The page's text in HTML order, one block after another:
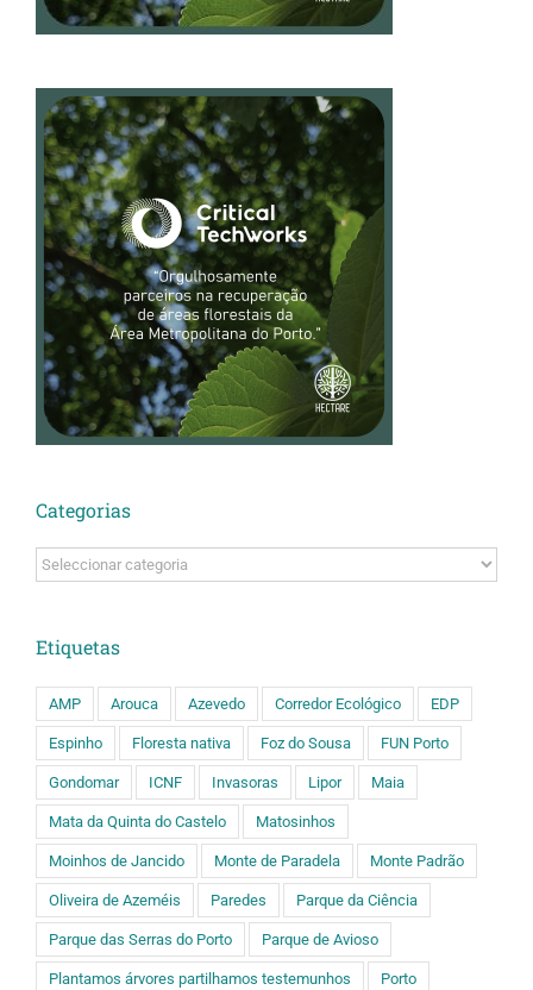
Categorias
Categorias
Etiquetas
AMP Arouca Azevedo Corredor Ecológico EDP
Espinho Floresta nativa Foz do Sousa FUN Porto
Gondomar ICNF Invasoras Lipor Maia
Mata da Quinta do Castelo Matosinhos
Moinhos de Jancido Monte de Paradela Monte Padrão
Oliveira de Azeméis Paredes Parque da Ciência
Parque das Serras do Porto Parque de Avioso
Plantamos árvores partilhamos testemunhos Porto